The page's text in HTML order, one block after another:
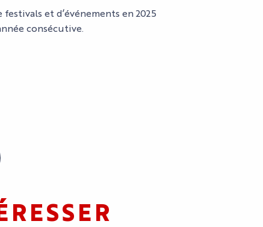
et d’événements en 2025
consécutive.